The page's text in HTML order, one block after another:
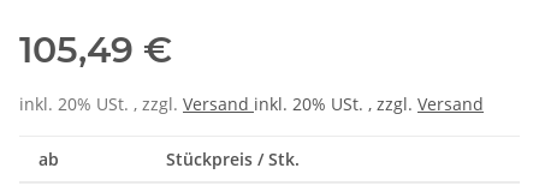
105,49 €
inkl. 20% USt. , zzgl. Versand inkl. 20% USt. , zzgl. Versand
ab Stückpreis / Stk.